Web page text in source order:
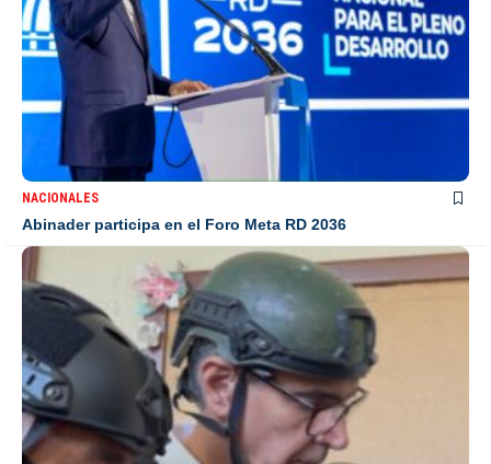
NACIONALES
Abinader participa en el Foro Meta RD 2036